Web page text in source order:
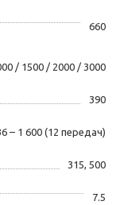
660
/ 1500 / 2000 / 3000
390
– 1 600 (12 передач)
315, 500
7.5